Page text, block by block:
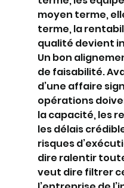
moyen terme,
terme, la
qualité devient
Un bon
de faisabilité.
d’une affaire
opérations
la capacité, les
les délais
risques
dire ralentir
veut dire filtrer